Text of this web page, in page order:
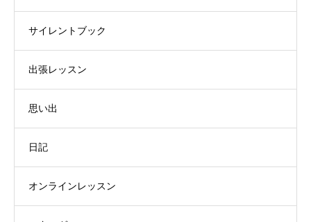
サイレントブック
出張レッスン
思い出
日記
オンラインレッスン